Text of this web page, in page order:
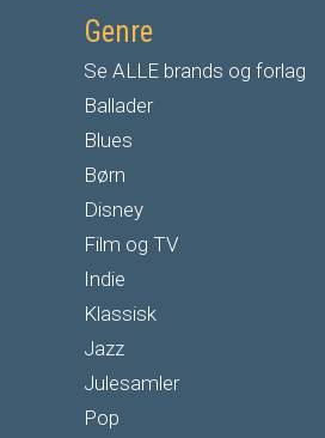
Genre
Se ALLE brands og forlag
Ballader
Blues
Børn
Disney
Film og TV
Indie
Klassisk
Jazz
Julesamler
Pop